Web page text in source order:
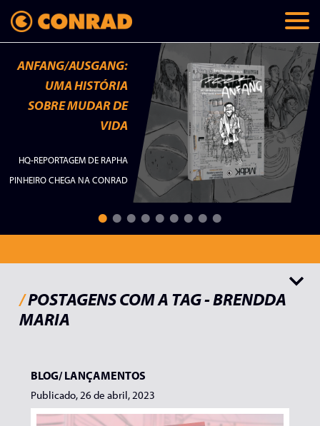
ANFANG/AUSGANG:
UMA HISTÓRIA
SOBRE MUDAR DE
VIDA
HQ-REPORTAGEM DE RAPHA
PINHEIRO CHEGA NA CONRAD
/POSTAGENS COM A TAG - BRENDDA
MARIA
BLOG/LANÇAMENTOS
Publicado, 26 de abril, 2023